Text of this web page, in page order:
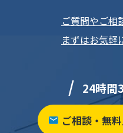
ご質問やご相
まずはお気軽
24時間
ご相談・無